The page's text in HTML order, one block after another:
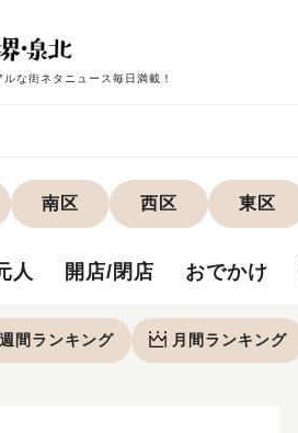
な街ネタニュース毎日満載！
南区 西区 東区
人 開店/閉店 おでかけ
週間 ランキング 月間 ランキング